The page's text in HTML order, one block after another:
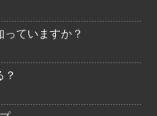
ていますか？
？